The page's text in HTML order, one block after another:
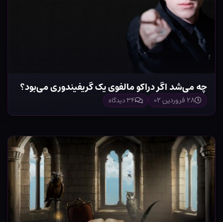
چه می‌شد اگر دراکو مالفوی یک گریفیندوری می‌بود؟
۲۸ فروردین ۰۲ ۳۴ دیدگاه